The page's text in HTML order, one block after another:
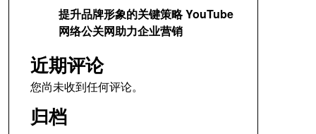
提升品牌形象的关键策略 YouTube
网络公关网助力企业营销
近期评论
您尚未收到任何评论。
归档